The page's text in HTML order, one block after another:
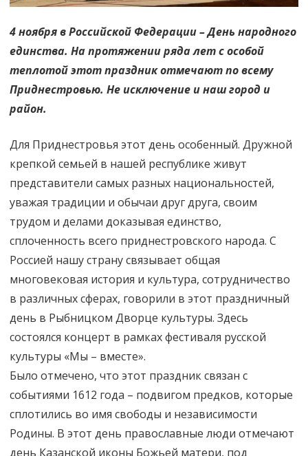
4 ноября в Российской Федерации – День народного
единства. На протяжении ряда лет с особой
теплотой этот праздник отмечают по всему
Приднестровью. Не исключение и наш город и
район.
Для Приднестровья этот день особенный. Дружной
крепкой семьей в нашей республике живут
представители самых разных национальностей,
уважая традиции и обычаи друг друга, своим
трудом и делами доказывая единство,
сплоченность всего приднестровского народа. С
Россией нашу страну связывает общая
многовековая история и культура, сотрудничество
в различных сферах, говорили в этот праздничный
день в Рыбницком Дворце культуры. Здесь
состоялся концерт в рамках фестиваля русской
культуры «Мы – вместе».
Было отмечено, что этот праздник связан с
событиями 1612 года – подвигом предков, которые
сплотились во имя свободы и независимости
Родины. В этот день православные люди отмечают
день Казанской иконы Божьей матери, под